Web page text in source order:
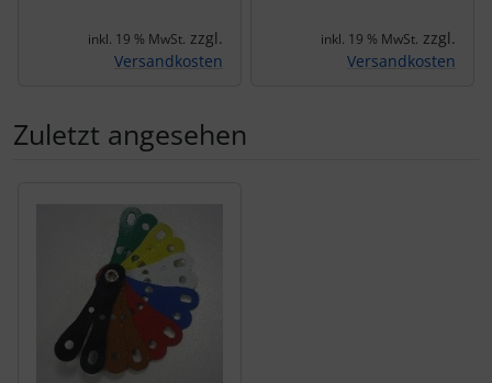
inkl. 19 % MwSt. zzgl.
Versandkosten
inkl. 19 % MwSt. zzgl.
Versandkosten
Zuletzt angesehen